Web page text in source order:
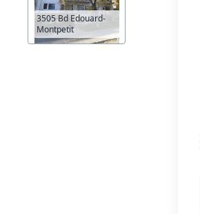
3505 Bd Edouard-
Montpetit